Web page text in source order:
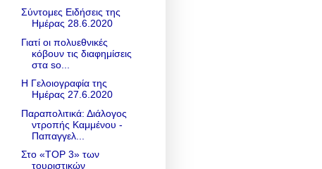
Σύντομες Ειδήσεις της
Ημέρας 28.6.2020
Γιατί οι πολυεθνικές
κόβουν τις διαφημίσεις
στα so...
Η Γελοιογραφία της
Ημέρας 27.6.2020
Παραπολιτικά: Διάλογος
ντροπής Καμμένου -
Παπαγγελ...
Στο «TOP 3» των
τουριστικών